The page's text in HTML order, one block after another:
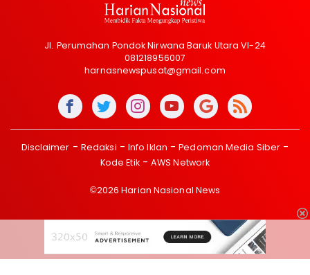
Jl. Perumahan Pondok Nirwana Baruk Utara VI-24
081218956007
harnasnewspusat@gmail.com
Disclaimer Redaksi Info Iklan
Pedoman Media Siber
Kode Etik
AWS Network
©2026 Harian Nasional News